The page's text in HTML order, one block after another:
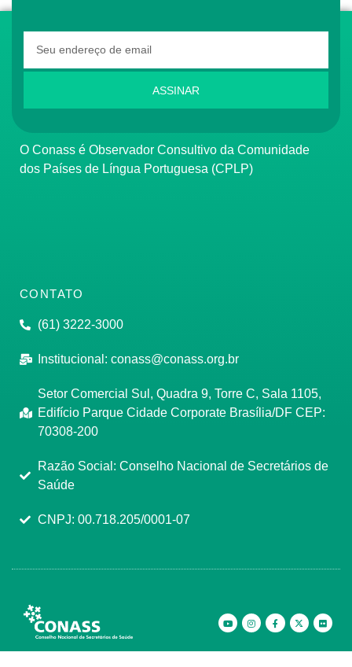
ASSINAR
O Conass é Observador Consultivo da Comunidade
dos Países de Língua Portuguesa (CPLP)
CONTATO
(61) 3222-3000
Institucional: conass@conass.org.br
Setor Comercial Sul, Quadra 9, Torre C, Sala 1105,
Edifício Parque Cidade Corporate Brasília/DF CEP:
70308-200
Razão Social: Conselho Nacional de Secretários de
Saúde
CNPJ: 00.718.205/0001-07